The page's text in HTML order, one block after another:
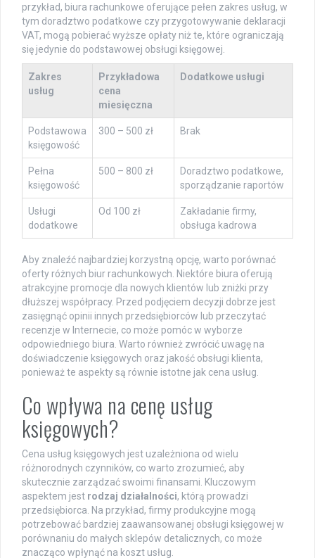
przykład, biura rachunkowe oferujące pełen zakres usług, w
tym doradztwo podatkowe czy przygotowywanie deklaracji
VAT, mogą pobierać wyższe opłaty niż te, które ograniczają
się jedynie do podstawowej obsługi księgowej.
Zakres
usług
Przykładowa
cena
miesięczna
Dodatkowe usługi
Podstawowa
księgowość
300 – 500 zł Brak
Pełna
księgowość
500 – 800 zł
Doradztwo podatkowe,
sporządzanie raportów
Usługi
dodatkowe
Od 100 zł
Zakładanie firmy,
obsługa kadrowa
Aby znaleźć najbardziej korzystną opcję, warto porównać
oferty różnych biur rachunkowych. Niektóre biura oferują
atrakcyjne promocje dla nowych klientów lub zniżki przy
dłuższej współpracy. Przed podjęciem decyzji dobrze jest
zasięgnąć opinii innych przedsiębiorców lub przeczytać
recenzje w Internecie, co może pomóc w wyborze
odpowiedniego biura. Warto również zwrócić uwagę na
doświadczenie księgowych oraz jakość obsługi klienta,
ponieważ te aspekty są równie istotne jak cena usług.
Co wpływa na cenę usług
księgowych?
Cena usług księgowych jest uzależniona od wielu
różnorodnych czynników, co warto zrozumieć, aby
skutecznie zarządzać swoimi finansami. Kluczowym
aspektem jest rodzaj działalności, którą prowadzi
przedsiębiorca. Na przykład, firmy produkcyjne mogą
potrzebować bardziej zaawansowanej obsługi księgowej w
porównaniu do małych sklepów detalicznych, co może
znacząco wpłynąć na koszt usług.